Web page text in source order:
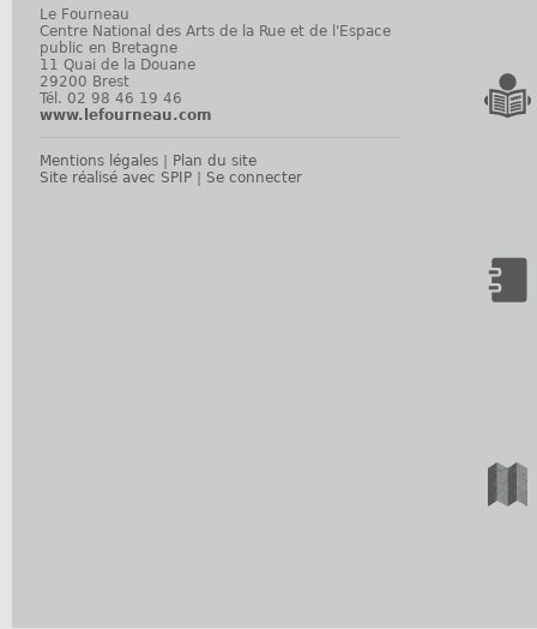
Le Fourneau
Centre National des Arts de la Rue et de l'Espace
public en Bretagne
11 Quai de la Douane
29200 Brest
Tél. 02 98 46 19 46
www.lefourneau.com
Mentions légales
Plan du site
Site réalisé avec SPIP
Se connecter